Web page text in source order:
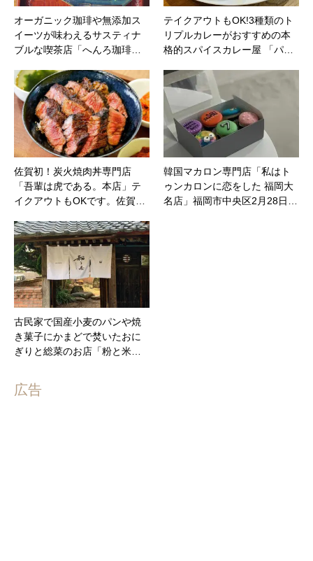
オーガニック珈琲や無添加ス
イーツが味わえるサスティナ
ブルな喫茶店「へんろ珈琲…
テイクアウトもOK!3種類のト
リプルカレーがおすすめの本
格的スパイスカレー屋 「パ…
佐賀初！炭火焼肉丼専門店
「吾輩は虎である。本店」テ
イクアウトもOKです。佐賀…
韓国マカロン専門店「私はト
ゥンカロンに恋をした 福岡大
名店」福岡市中央区2月28日…
古民家で国産小麦のパンや焼
き菓子にかまどで焚いたおに
ぎりと総菜のお店「粉と米…
広告